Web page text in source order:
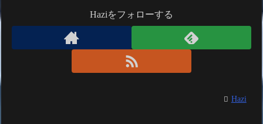
Haziをフォローする
Hazi